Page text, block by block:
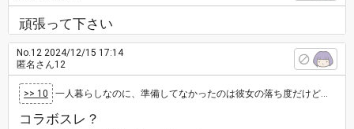
頑張って下さい
No.12 2024/12/15 17:14
匿名さん12
>> 10 一人暮らしなのに、準備してなかったのは彼女の落ち度だけど、具合悪くなったのが分かってるんだから お粥とか、それくらいはしてあげても良かった…
コラボスレ？